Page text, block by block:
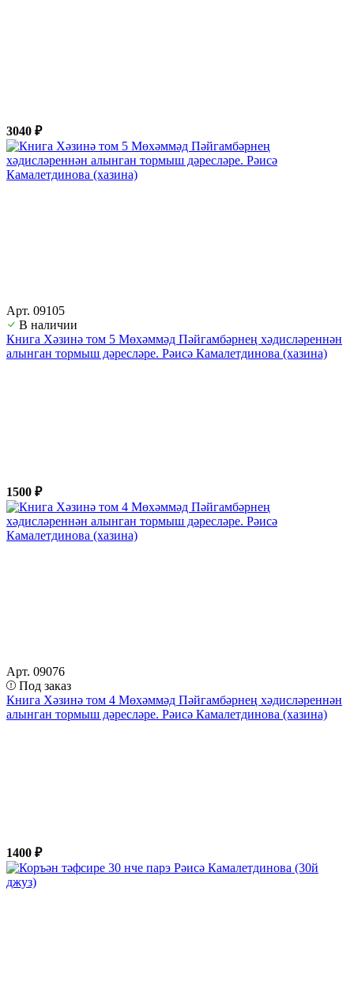
3040 ₽
Арт. 09105
В наличии
Книга Хәзинә том 5 Мөхәммәд Пәйгамбәрнең хәдисләреннән
алынган тормыш дәресләре. Рәисә Камалетдинова (хазина)
1500 ₽
Арт. 09076
Под заказ
Книга Хәзинә том 4 Мөхәммәд Пәйгамбәрнең хәдисләреннән
алынган тормыш дәресләре. Рәисә Камалетдинова (хазина)
1400 ₽